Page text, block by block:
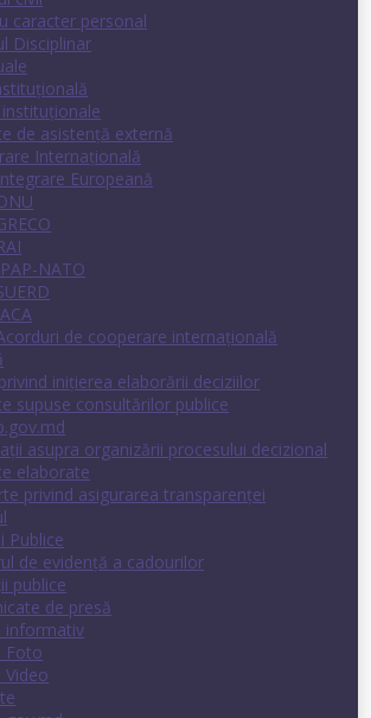
caracter personal
Disciplinar
de asistenţă externă
Internaţională
Europeană
NATO
de cooperare internaţională
inițierea elaborării deciziilor
supuse consultărilor publice
asupra organizării procesului decizional
elaborate
privind asigurarea transparenţei
Publice
de evidenţă a cadourilor
publice
de presă
informativ
Foto
Video